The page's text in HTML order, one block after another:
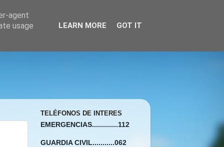
TELÉFONOS DE INTERES
EMERGENCIAS.............112
GUARDIA CIVIL...........062
agent
usage
LEARN MORE GOT IT